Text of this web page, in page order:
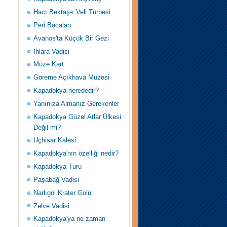
Hacı Bektaş-ı Veli Türbesi
Peri Bacaları
Avanos'ta Küçük Bir Gezi
Ihlara Vadisi
Müze Kart
Göreme Açıkhava Müzesi
Kapadokya nerededir?
Yanınıza Almanız Gerekenler
Kapadokya Güzel Atlar Ülkesi
Değil mi?
Uçhisar Kalesi
Kapadokya'nın özelliği nedir?
Kapadokya Turu
Paşabağ Vadisi
Narlıgöl Krater Gölü
Zelve Vadisi
Kapadokya'ya ne zaman